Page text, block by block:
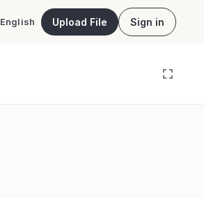
English Upload File Sign in